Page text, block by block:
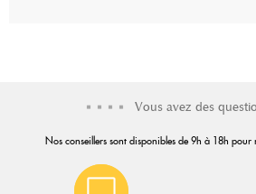
Vous avez des
Nos conseillers sont disponibles de 9h à 18h pour